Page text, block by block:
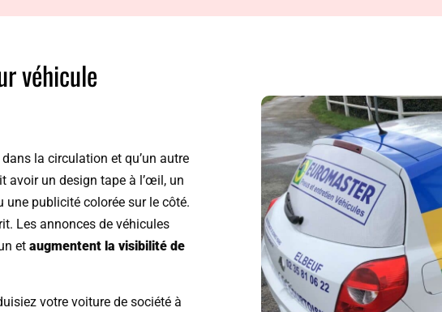
véhicule
la circulation et qu’un autre
avoir un design tape à l’œil, un
publicité colorée sur le côté.
Les annonces de véhicules
et augmentent la visibilité de
votre voiture de société à